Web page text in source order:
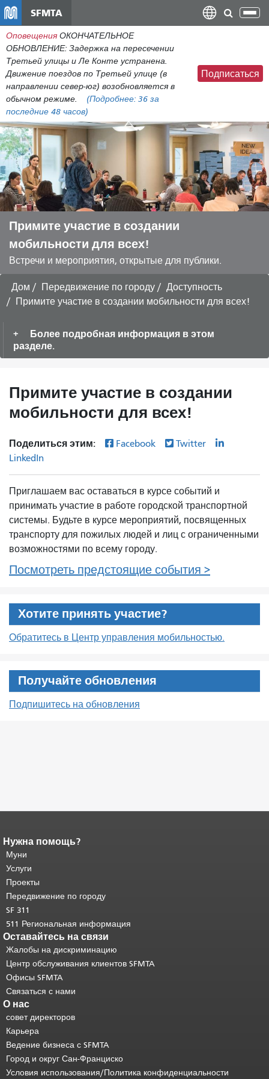
содержанию
SFMTA
Оповещения ОКОНЧАТЕЛЬНОЕ
ОБНОВЛЕНИЕ: Задержка на пересечении
Третьей улицы и Ле Конте устранена.
Движение поездов по Третьей улице (в
направлении север-юг) возобновляется в
обычном режиме.
(Подробнее: 36 за
последние 48 часов)
Подписаться
Примите участие в создании
мобильности для всех!
Встречи и мероприятия, открытые для публики.
Дом Передвижение по городу
Доступность
Примите участие в создании мобильности для всех!
Более подробная информация в этом
разделе.
Примите участие в создании
мобильности для всех!
Поделиться этим: Facebook
Twitter
LinkedIn
Приглашаем вас оставаться в курсе событий и
принимать участие в работе городской транспортной
системы. Будьте в курсе мероприятий, посвященных
транспорту для пожилых людей и лиц с ограниченными
возможностями по всему городу.
Посмотреть предстоящие события >
Хотите принять участие?
Обратитесь в Центр управления мобильностью.
Получайте обновления
Подпишитесь на обновления
Конец содержимого
страницы.
страницы повторяется на каждой
странице.
основного содержимого .
Нужна помощь?
Муни
Услуги
Проекты
Передвижение по городу
SF 311
511 Региональная информация
Оставайтесь на связи
Жалобы на дискриминацию
Центр обслуживания клиентов SFMTA
Офисы SFMTA
Связаться с нами
О нас
совет директоров
Карьера
Ведение бизнеса с SFMTA
Город и округ Сан-Франциско
Условия использования/Политика конфиденциальности